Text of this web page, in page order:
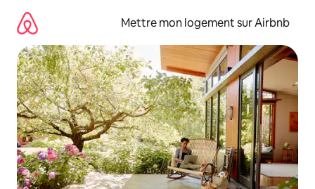
directement
contenu
Mettre mon logement sur Airbnb